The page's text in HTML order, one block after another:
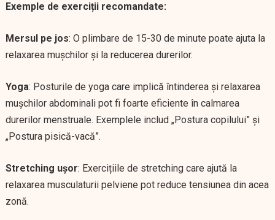
Exemple de exerciții recomandate:
Mersul pe jos: O plimbare de 15-30 de minute poate ajuta la
relaxarea mușchilor și la reducerea durerilor.
Yoga: Posturile de yoga care implică întinderea și relaxarea
mușchilor abdominali pot fi foarte eficiente în calmarea
durerilor menstruale. Exemplele includ „Postura copilului” și
„Postura pisică-vacă”.
Stretching ușor: Exercițiile de stretching care ajută la
relaxarea musculaturii pelviene pot reduce tensiunea din acea
zonă.